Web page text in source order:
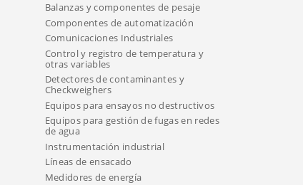
Balanzas y componentes de pesaje
Componentes de automatización
Comunicaciones Industriales
Control y registro de temperatura y
otras variables
Detectores de contaminantes y
Checkweighers
Equipos para ensayos no destructivos
Equipos para gestión de fugas en redes
de agua
Instrumentación industrial
Líneas de ensacado
Medidores de energía